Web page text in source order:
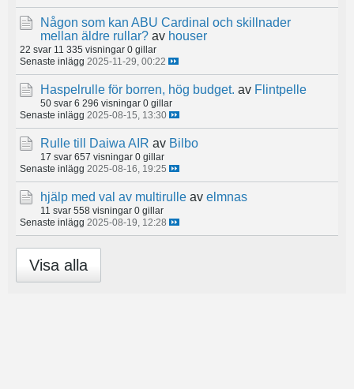
Någon som kan ABU Cardinal och skillnader
mellan äldre rullar? av houser
22 svar 11 335 visningar 0 gillar
Senaste inlägg 2025-11-29, 00:22
Haspelrulle för borren, hög budget. av Flintpelle
50 svar 6 296 visningar 0 gillar
Senaste inlägg 2025-08-15, 13:30
Rulle till Daiwa AIR av Bilbo
17 svar 657 visningar 0 gillar
Senaste inlägg 2025-08-16, 19:25
hjälp med val av multirulle av elmnas
11 svar 558 visningar 0 gillar
Senaste inlägg 2025-08-19, 12:28
Visa alla